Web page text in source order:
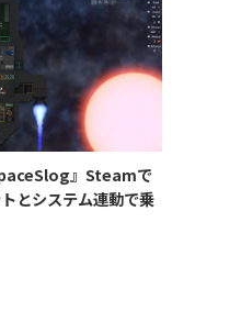
』Steamで
とシステム連動で乗